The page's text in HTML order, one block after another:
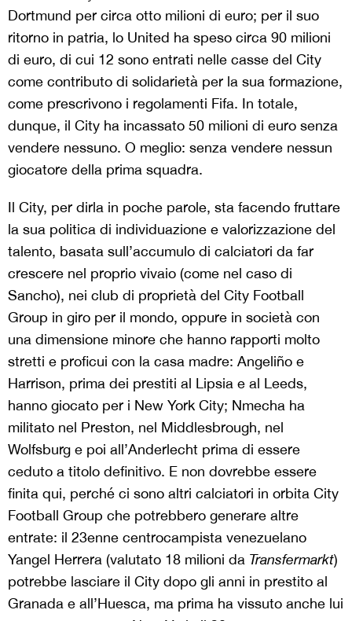
Dortmund per circa otto milioni di euro; per il suo
ritorno in patria, lo United ha speso circa 90 milioni
di euro, di cui 12 sono entrati nelle casse del City
come contributo di solidarietà per la sua formazione,
come prescrivono i regolamenti Fifa. In totale,
dunque, il City ha incassato 50 milioni di euro senza
vendere nessuno. O meglio: senza vendere nessun
giocatore della prima squadra.
Il City, per dirla in poche parole, sta facendo fruttare
la sua politica di individuazione e valorizzazione del
talento, basata sull’accumulo di calciatori da far
crescere nel proprio vivaio (come nel caso di
Sancho), nei club di proprietà del City Football
Group in giro per il mondo, oppure in società con
una dimensione minore che hanno rapporti molto
stretti e proficui con la casa madre: Angeliño e
Harrison, prima dei prestiti al Lipsia e al Leeds,
hanno giocato per i New York City; Nmecha ha
militato nel Preston, nel Middlesbrough, nel
Wolfsburg e poi all’Anderlecht prima di essere
ceduto a titolo definitivo. E non dovrebbe essere
finita qui, perché ci sono altri calciatori in orbita City
Football Group che potrebbero generare altre
entrate: il 23enne centrocampista venezuelano
Yangel Herrera (valutato 18 milioni da Transfermarkt)
potrebbe lasciare il City dopo gli anni in prestito al
Granada e all’Huesca, ma prima ha vissuto anche lui